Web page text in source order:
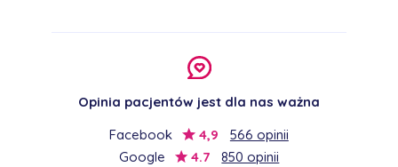
Opinia pacjentów jest dla nas ważna
Facebook
4,9
566 opinii
Google
4.7 850 opinii